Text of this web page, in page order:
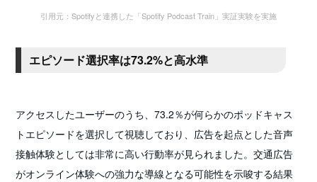
引用元：Spotifyと連携した「Spotify Podcast Train」実証実験を実施
エピソード選択率は73.2%と高水準
アクセスしたユーザーのうち、73.2％が何らかのポッドキャス
トエピソードを選択して視聴しており、広告を起点とした音声
接触体験としては非常に高い行動率が見られました。交通広告
がオンライン体験への強力な導線となる可能性を示唆する結果